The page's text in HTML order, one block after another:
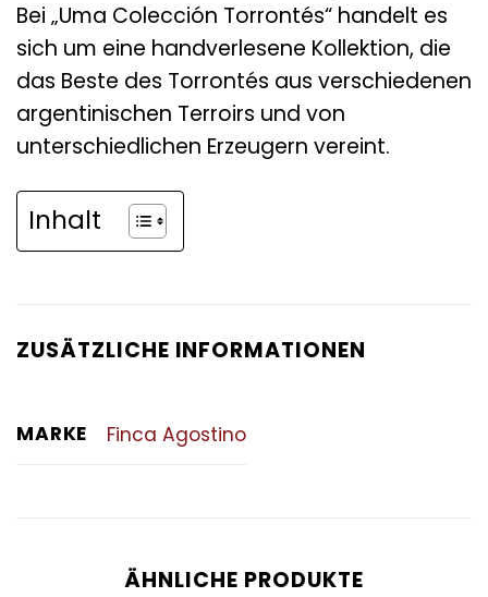
Bei „Uma Colección Torrontés“ handelt es
sich um eine handverlesene Kollektion, die
das Beste des Torrontés aus verschiedenen
argentinischen Terroirs und von
unterschiedlichen Erzeugern vereint.
Inhalt
ZUSÄTZLICHE INFORMATIONEN
MARKE Finca Agostino
ÄHNLICHE PRODUKTE